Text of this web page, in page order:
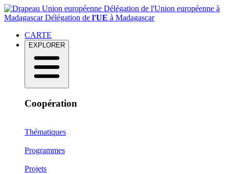
Délégation de l'Union européenne à
MadagascarDélégation de l'UE à Madagascar
CARTE
EXPLORER
Coopération
Thématiques
Programmes
Projets